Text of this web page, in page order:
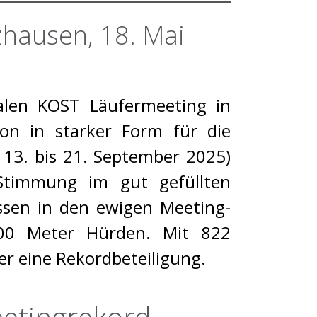
18. Mai
KOST Läufermeeting in
in starker Form für die
bis 21. September 2025)
im gut gefüllten
in den ewigen Meeting-
Meter Hürden. Mit 822
eine Rekordbeteiligung.